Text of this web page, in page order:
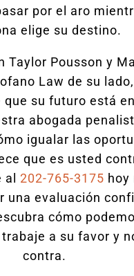
por el aro
elige su destino.
Taylor Pousson y
Law de su
que su futuro está
abogada
igualar las
que es usted
202-765-3175 hoy
una evaluación
cómo
a su favor y
contra.